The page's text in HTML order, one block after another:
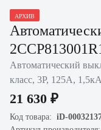
АРХИВ
Автоматический
класс, 3P, 125А,
21 630 ₽
Код товара: iD-